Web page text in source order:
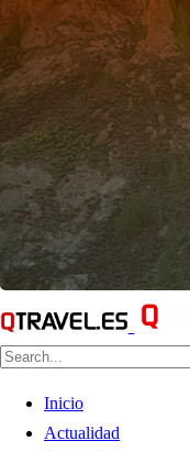
Inicio
Actualidad